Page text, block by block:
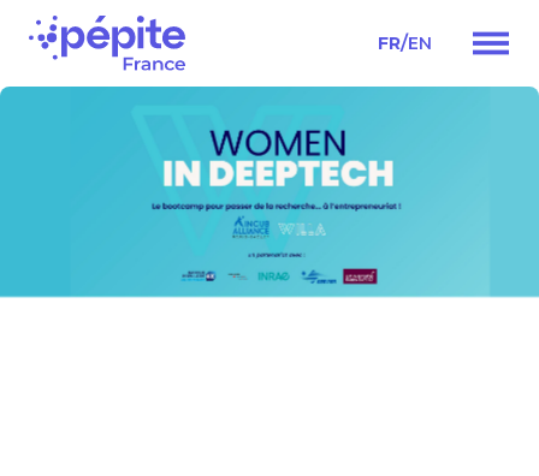
Navigation
principale
FR/EN